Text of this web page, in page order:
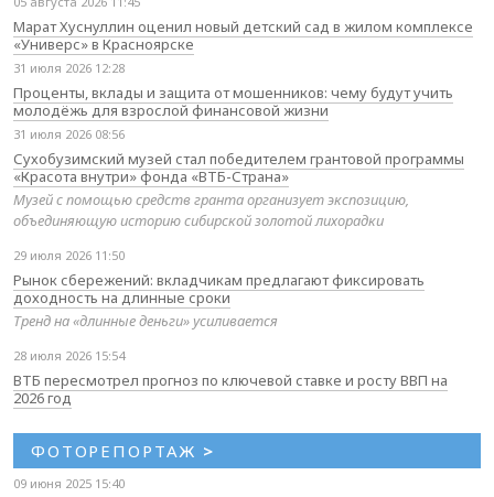
Марат Хуснуллин оценил новый детский сад в жилом комплексе
«Универс» в Красноярске
31 июля 2026 12:28
Проценты, вклады и защита от мошенников: чему будут учить
молодёжь для взрослой финансовой жизни
31 июля 2026 08:56
Сухобузимский музей стал победителем грантовой программы
«Красота внутри» фонда «ВТБ-Страна»
Музей с помощью средств гранта организует экспозицию,
объединяющую историю сибирской золотой лихорадки
29 июля 2026 11:50
Рынок сбережений: вкладчикам предлагают фиксировать
доходность на длинные сроки
Тренд на «длинные деньги» усиливается
28 июля 2026 15:54
ВТБ пересмотрел прогноз по ключевой ставке и росту ВВП на
2026 год
ФОТОРЕПОРТАЖ >
09 июня 2025 15:40